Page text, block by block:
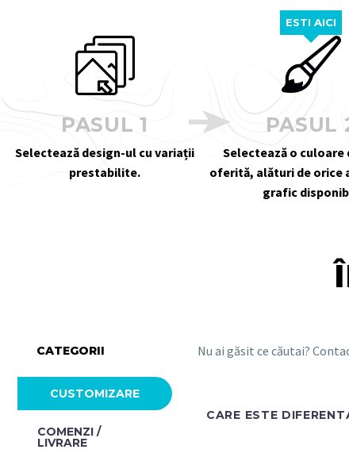
PASUL 1
Selectează design-ul cu variații
prestabilite.
ESTI AICI
PASUL
Selectează o culoare
oferită, alături de orice
grafic
CATEGORII Nu ai găsit ce căutai?
CUSTOMIZARE
COMENZI /
LIVRARE
CARE ESTE